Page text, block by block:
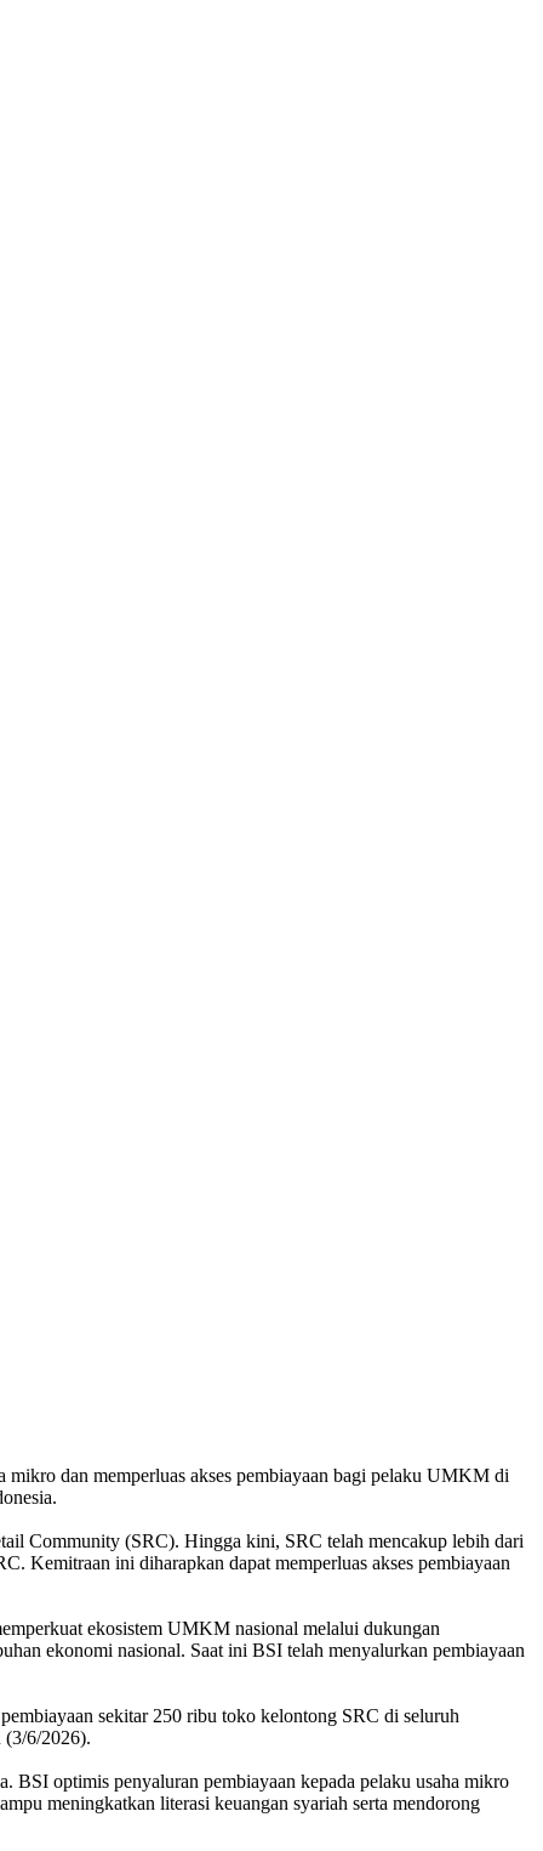
dan memperluas akses pembiayaan bagi pelaku UMKM di
Community (SRC). Hingga kini, SRC telah mencakup lebih dari
Kemitraan ini diharapkan dapat memperluas akses pembiayaan
ekosistem UMKM nasional melalui dukungan
ekonomi nasional. Saat ini BSI telah menyalurkan pembiayaan
sekitar 250 ribu toko kelontong SRC di seluruh
(3/6/2026).
optimis penyaluran pembiayaan kepada pelaku usaha mikro
meningkatkan literasi keuangan syariah serta mendorong